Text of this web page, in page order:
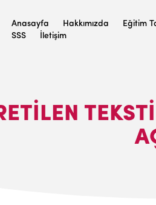
Anasayfa Hakkımızda Eğitim
SSS
İletişim